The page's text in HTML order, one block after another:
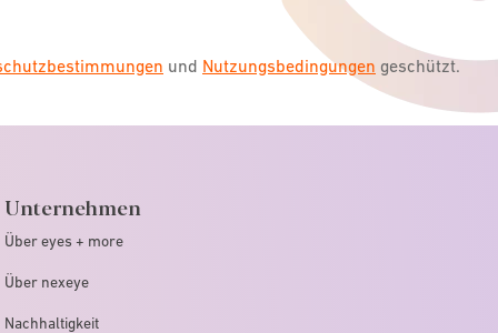
und Nutzungsbedingungen geschützt.
Unternehmen
Über eyes + more
Über nexeye
Nachhaltigkeit